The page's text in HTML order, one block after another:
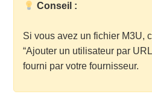
Conseil :
Si vous avez un fichier M3U,
“Ajouter un utilisateur par
fourni par votre fournisseur.